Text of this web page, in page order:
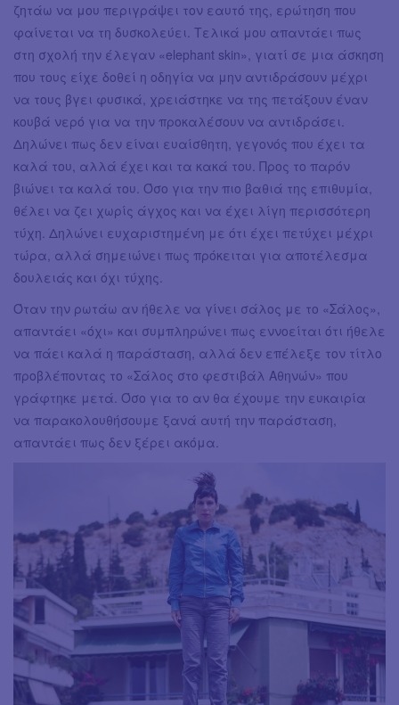
ζητάω να μου περιγράψει τον εαυτό της, ερώτηση που
φαίνεται να τη δυσκολεύει. Τελικά μου απαντάει πως
στη σχολή την έλεγαν «elephant skin», γιατί σε μια άσκηση
που τους είχε δοθεί η οδηγία να μην αντιδράσουν μέχρι
να τους βγει φυσικά, χρειάστηκε να της πετάξουν έναν
κουβά νερό για να την προκαλέσουν να αντιδράσει.
Δηλώνει πως δεν είναι ευαίσθητη, γεγονός που έχει τα
καλά του, αλλά έχει και τα κακά του. Προς το παρόν
βιώνει τα καλά του. Όσο για την πιο βαθιά της επιθυμία,
θέλει να ζει χωρίς άγχος και να έχει λίγη περισσότερη
τύχη. Δηλώνει ευχαριστημένη με ότι έχει πετύχει μέχρι
τώρα, αλλά σημειώνει πως πρόκειται για αποτέλεσμα
δουλειάς και όχι τύχης.
Όταν την ρωτάω αν ήθελε να γίνει σάλος με το «Σάλος»,
απαντάει «όχι» και συμπληρώνει πως εννοείται ότι ήθελε
να πάει καλά η παράσταση, αλλά δεν επέλεξε τον τίτλο
προβλέποντας το «Σάλος στο φεστιβάλ Αθηνών» που
γράφτηκε μετά. Όσο για το αν θα έχουμε την ευκαιρία
να παρακολουθήσουμε ξανά αυτή την παράσταση,
απαντάει πως δεν ξέρει ακόμα.